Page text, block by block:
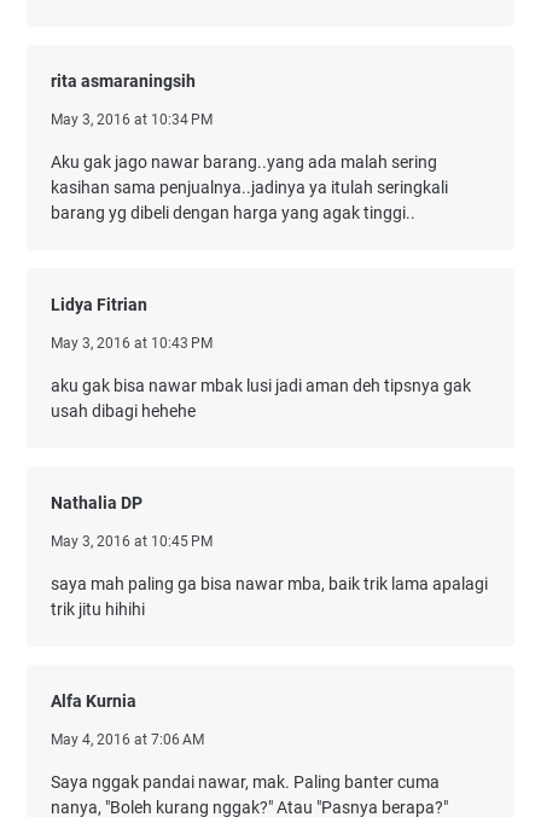
rita asmaraningsih
May 3, 2016 at 10:34 PM
Aku gak jago nawar barang..yang ada malah sering
kasihan sama penjualnya..jadinya ya itulah seringkali
barang yg dibeli dengan harga yang agak tinggi..
Lidya Fitrian
May 3, 2016 at 10:43 PM
aku gak bisa nawar mbak lusi jadi aman deh tipsnya gak
usah dibagi hehehe
Nathalia DP
May 3, 2016 at 10:45 PM
saya mah paling ga bisa nawar mba, baik trik lama apalagi
trik jitu hihihi
Alfa Kurnia
May 4, 2016 at 7:06 AM
Saya nggak pandai nawar, mak. Paling banter cuma
nanya, "Boleh kurang nggak?" Atau "Pasnya berapa?"